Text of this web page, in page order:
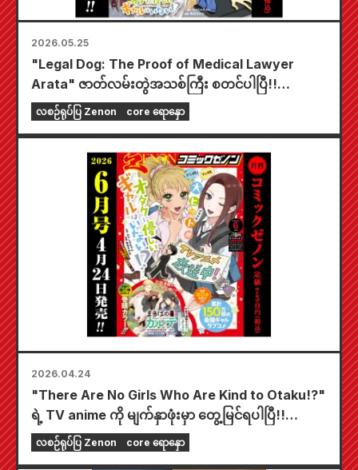
2026.05.25
"Legal Dog: The Proof of Medical Lawyer
Arata" ဇာတ်လမ်းတွဲအသစ်ကြီး စတင်ပါပြီ!!
"Monthly Comic Zenon July 2026 issue" ကို
မေလ ၂၅ ရက်နေ့တွင် ရောင်းချပေးနေပါပြီ!!
လစဉ်ရုပ်ပြ Zenon core ရောနှော
2026.04.24
"There Are No Girls Who Are Kind to Otaku!?"
ရဲ့ TV anime ကို မျက်နှာဖုံးမှာ တွေ့မြင်ရပါပြီ!!
"၂၀၂၆ ခုနှစ် ဇွန်လထုတ် Monthly Comic Zenon"
ကို ဧပြီလ ၂၄ ရက်နေ့မှာ ရောင်းချပေးတော့မှာပါ!!
လစဉ်ရုပ်ပြ Zenon core ရောနှော